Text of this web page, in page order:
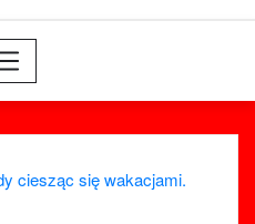
ciesząc się wakacjami.